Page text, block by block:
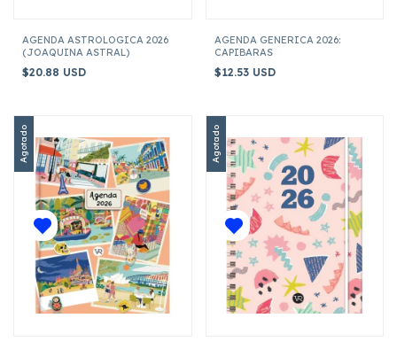
AGENDA ASTROLOGICA 2026
(JOAQUINA ASTRAL)
$20.88 USD
AGENDA GENERICA 2026:
CAPIBARAS
$12.53 USD
Agotado Agotado